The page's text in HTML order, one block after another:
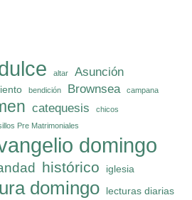
altar Asunción
bendición Brownsea campana
catequesis chicos
Pre Matrimoniales
domingo
histórico iglesia
domingo lecturas diarias